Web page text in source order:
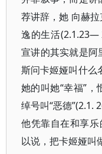
荐讲辞，她 向赫
逸的生活
宣讲的其实就是阿
斯问卡姬娅叫什么
她的叫她“幸福”
绰号叫“恶德”(2.1.
他凭靠自在和享乐
以说，把卡姬娅叫